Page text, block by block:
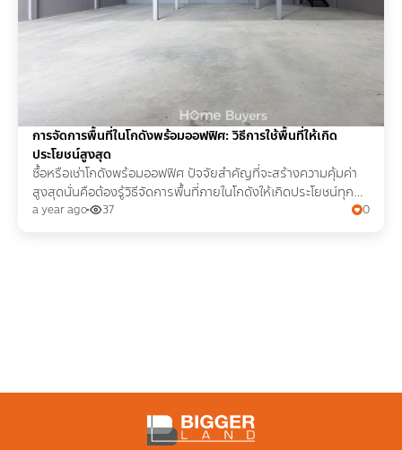
การจัดการพื้นที่ในโกดังพร้อมออฟฟิศ: วิธีการใช้พื้นที่ให้เกิด
ประโยชน์สูงสุด
ซื้อหรือเช่าโกดังพร้อมออฟฟิศ ปัจจัยสำคัญที่จะสร้างความคุ้มค่า
สูงสุดนั่นคือต้องรู้วิธีจัดการพื้นที่ภายในโกดังให้เกิดประโยชน์ทุก
ตารางนิ้ว จึงอยากบอกต่อคำแนะนำดี ๆ
a year ago 37 0